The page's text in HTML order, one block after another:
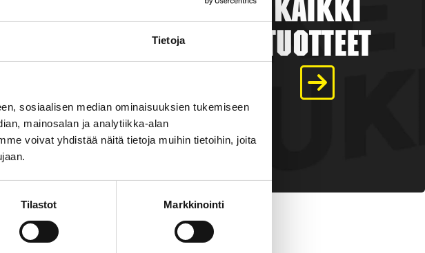
Tietoja
sosiaalisen median ominaisuuksien tukemiseen
mainosalan ja analytiikka-alan
voivat yhdistää näitä tietoja muihin tietoihin, joita
Tilastot Markkinointi
Väripatruuna
5,90€
kaikki
tuotteet